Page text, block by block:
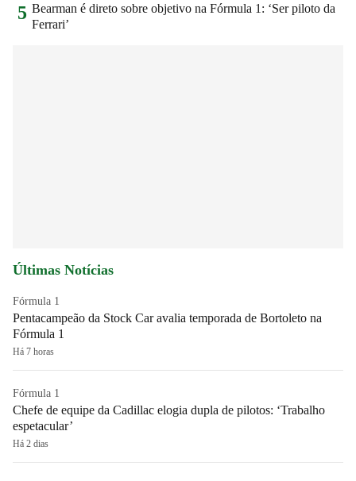
5 Bearman é direto sobre objetivo na Fórmula 1: ‘Ser piloto da
Ferrari’
Últimas Notícias
Fórmula 1
Pentacampeão da Stock Car avalia temporada de Bortoleto na
Fórmula 1
Há 7 horas
Fórmula 1
Chefe de equipe da Cadillac elogia dupla de pilotos: ‘Trabalho
espetacular’
Há 2 dias